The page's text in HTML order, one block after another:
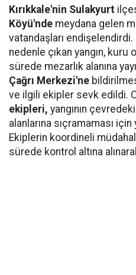
Kırıkkale'nin Sulakyurt
Köyü'nde meydana gelen
vatandaşları
nedenle çıkan yangın, kuru
sürede mezarlık alanına
Çağrı Merkezi'ne
ve ilgili ekipler sevk edildi.
ekipleri, yangının
alanlarına sıçramaması
Ekiplerin koordineli
sürede kontrol altına